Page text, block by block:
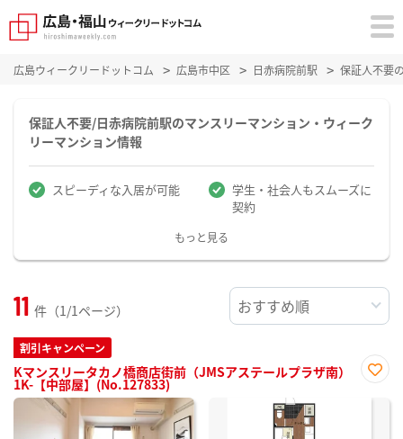
広島ウィークリードットコム 広島市中区 日赤病院前駅 保証人不要
保証人不要/日赤病院前駅のマンスリーマンション・ウィーク
リーマンション情報
スピーディな入居が可能
学生・社会人もスムーズに
契約
もっと見る
11 件（1/1ページ）
割引キャンペーン
Kマンスリータカノ橋商店街前（JMSアステールプラザ南）
1K-【中部屋】(No.127833)
に入